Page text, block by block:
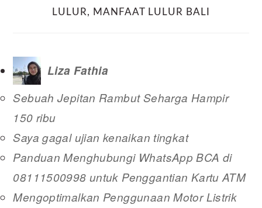
LULUR, MANFAAT LULUR BALI
Liza Fathia
Sebuah Jepitan Rambut Seharga Hampir
150 ribu
Saya gagal ujian kenaikan tingkat
Panduan Menghubungi WhatsApp BCA di
08111500998 untuk Penggantian Kartu ATM
Mengoptimalkan Penggunaan Motor Listrik